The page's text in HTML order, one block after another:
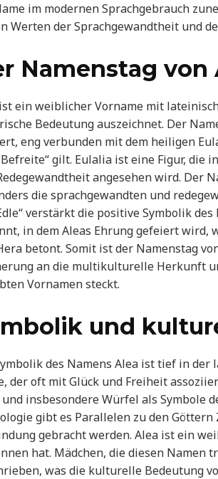
im modernen Sprachgebrauch
Werten der Sprachgewandtheit und
Namenstag von
ein weiblicher Vorname mit
Bedeutung auszeichnet. Der
eng verbunden mit dem heiligen
gilt. Eulalia ist eine Figur, die
angesehen wird. Der
die sprachgewandten und
verstärkt die positive Symbolik
in dem Aleas Ehrung gefeiert wird,
betont. Somit ist der Namenstag
an die multikulturelle Herkunft
Vornamen steckt.
und
des Namens Alea ist tief in
der oft mit Glück und Freiheit
insbesondere Würfel als Symbole
gibt es Parallelen zu den
gebracht werden. Alea ist ein
hat. Mädchen, die diesen Namen
was die kulturelle Bedeutung